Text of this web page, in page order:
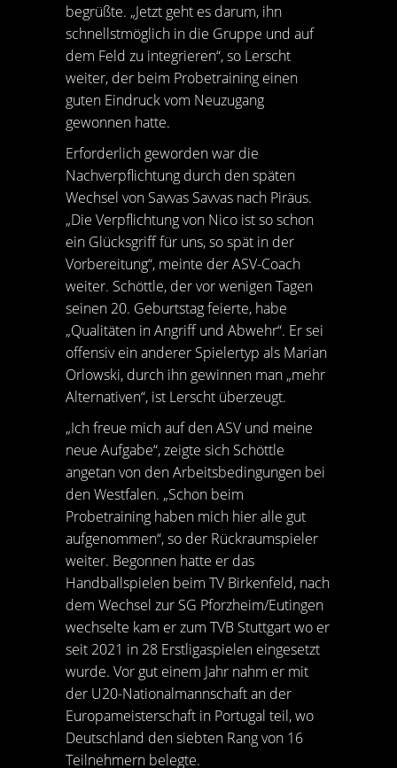
begrüßte. „Jetzt geht es darum, ihn
schnellstmöglich in die Gruppe und auf
dem Feld zu integrieren“, so Lerscht
weiter, der beim Probetraining einen
guten Eindruck vom Neuzugang
gewonnen hatte.
Erforderlich geworden war die
Nachverpflichtung durch den späten
Wechsel von Savvas Savvas nach Piräus.
„Die Verpflichtung von Nico ist so schon
ein Glücksgriff für uns, so spät in der
Vorbereitung“, meinte der ASV-Coach
weiter. Schöttle, der vor wenigen Tagen
seinen 20. Geburtstag feierte, habe
„Qualitäten in Angriff und Abwehr“. Er sei
offensiv ein anderer Spielertyp als Marian
Orlowski, durch ihn gewinnen man „mehr
Alternativen“, ist Lerscht überzeugt.
„Ich freue mich auf den ASV und meine
neue Aufgabe“, zeigte sich Schöttle
angetan von den Arbeitsbedingungen bei
den Westfalen. „Schon beim
Probetraining haben mich hier alle gut
aufgenommen“, so der Rückraumspieler
weiter. Begonnen hatte er das
Handballspielen beim TV Birkenfeld, nach
dem Wechsel zur SG Pforzheim/Eutingen
wechselte kam er zum TVB Stuttgart wo er
seit 2021 in 28 Erstligaspielen eingesetzt
wurde. Vor gut einem Jahr nahm er mit
der U20-Nationalmannschaft an der
Europameisterschaft in Portugal teil, wo
Deutschland den siebten Rang von 16
Teilnehmern belegte.